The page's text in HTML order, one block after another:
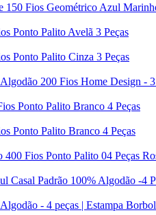
150 Fios Geométrico Azul
Ponto Palito Avelã 3 Peças
Ponto Palito Cinza 3 Peças
200 Fios Home Design - 3
Ponto Palito Branco 4 Peças
Ponto Palito Branco 4 Peças
400 Fios Ponto Palito 04 Peças
Casal Padrão 100% Algodão -4
- 4 peças | Estampa